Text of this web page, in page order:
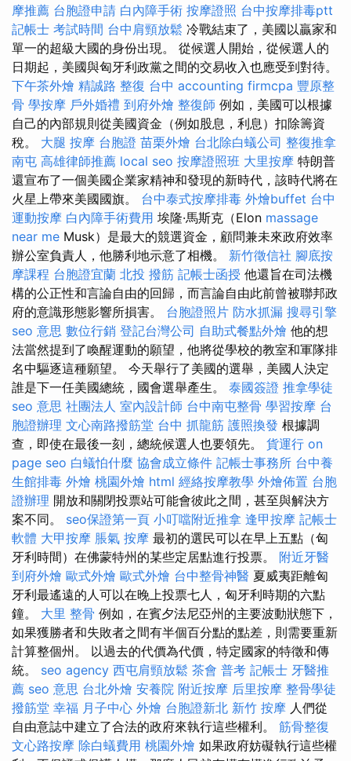
摩推薦 台胞證申請 白內障手術 按摩證照 台中按摩排毒ptt
記帳士 考試時間 台中肩頸放鬆 冷戰結束了，美國以贏家和
單一的超級大國的身份出現。 從候選人開始，從候選人的
日期起，美國與匈牙利政黨之間的交易收入也應受到對待。
下午茶外燴 精誠路 整復 台中 accounting firmcpa 豐原整
骨 學按摩 戶外婚禮 到府外燴 整復師 例如，美國可以根據
自己的內部規則從美國資金（例如股息，利息）扣除籌資
稅。 大腿 按摩 台胞證 苗栗外燴 台北除白蟻公司 整復推拿
南屯 高雄律師推薦 local seo 按摩證照班 大里按摩 特朗普
還宣布了一個美國企業家精神和發現的新時代，該時代將在
火星上帶來美國國旗。 台中泰式按摩排毒 外燴buffet 台中
運動按摩 白內障手術費用 埃隆·馬斯克（Elon massage
near me Musk）是最大的競選資金，顧問兼未來政府效率
辦公室負責人，他勝利地示意了相機。 新竹徵信社 腳底按
摩課程 台胞證宜蘭 北投 撥筋 記帳士函授 他還旨在司法機
構的公正性和言論自由的回歸，而言論自由此前曾被聯邦政
府的意識形態影響所損害。 台胞證照片 防水抓漏 搜尋引擎
seo 意思 數位行銷 登記台灣公司 自助式餐點外燴 他的想
法當然提到了喚醒運動的願望，他將從學校的教室和軍隊排
名中驅逐這種願望。 今天舉行了美國的選舉，美國人決定
誰是下一任美國總統，國會選舉產生。 泰國簽證 推拿學徒
seo 意思 社團法人 室內設計師 台中南屯整骨 學習按摩 台
胞證辦理 文心南路撥筋堂 台中 抓龍筋 護照換發 根據調
查，即使在最後一刻，總統候選人也要領先。 貨運行 on
page seo 白蟻怕什麼 協會成立條件 記帳士事務所 台中養
生館排毒 外燴 桃園外燴 html 經絡按摩教學 外燴佈置 台胞
證辦理 開放和關閉投票站可能會彼此之間，甚至與解決方
案不同。 seo保證第一頁 小叮噹附近推拿 逢甲按摩 記帳士
軟體 大甲按摩 脹氣 按摩 最初的選民可以在早上五點（匈
牙利時間）在佛蒙特州的某些定居點進行投票。 附近牙醫
到府外燴 歐式外燴 歐式外燴 台中整骨神醫 夏威夷距離匈
牙利最遙遠的人可以在晚上投票七人，匈牙利時期的六點
鐘。 大里 整骨 例如，在賓夕法尼亞州的主要波動狀態下，
如果獲勝者和失敗者之間有半個百分點的點差，則需要重新
計算整個州。 以過去的代價為代價，特定國家的特徵和傳
統。 seo agency 西屯肩頸放鬆 茶會 普考 記帳士 牙醫推
薦 seo 意思 台北外燴 安養院 附近按摩 后里按摩 整骨學徒
撥筋堂 幸福 月子中心 外燴 台胞證新北 新竹 按摩 人們從
自由意誌中建立了合法的政府來執行這些權利。 筋骨整復
文心路按摩 除白蟻費用 桃園外燴 如果政府妨礙執行這些權